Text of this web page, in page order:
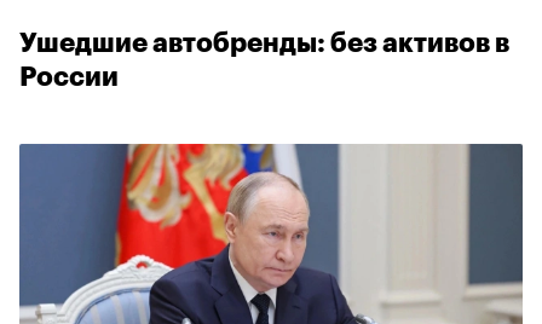
Ушедшие автобренды: без активов в
России